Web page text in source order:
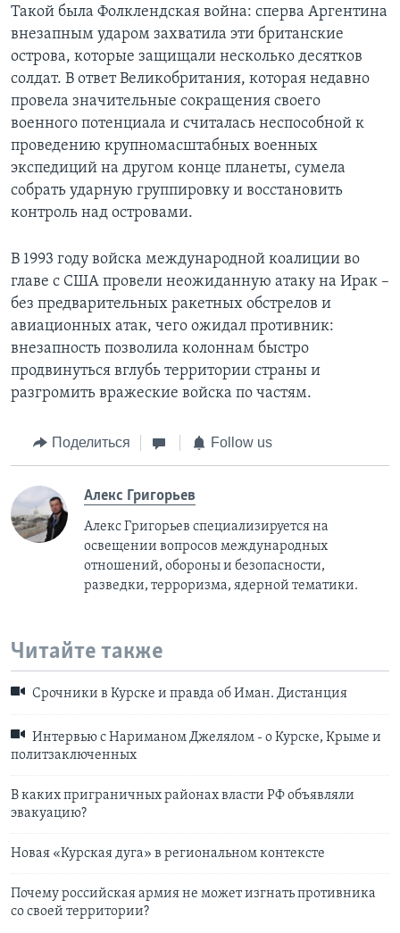
Такой была Фолклендская война: сперва Аргентина
внезапным ударом захватила эти британские
острова, которые защищали несколько десятков
солдат. В ответ Великобритания, которая недавно
провела значительные сокращения своего
военного потенциала и считалась неспособной к
проведению крупномасштабных военных
экспедиций на другом конце планеты, сумела
собрать ударную группировку и восстановить
контроль над островами.
В 1993 году войска международной коалиции во
главе с США провели неожиданную атаку на Ирак –
без предварительных ракетных обстрелов и
авиационных атак, чего ожидал противник:
внезапность позволила колоннам быстро
продвинуться вглубь территории страны и
разгромить вражеские войска по частям.
Поделиться Follow us
Алекс Григорьев
Алекс Григорьев специализируется на
освещении вопросов международных
отношений, обороны и безопасности,
разведки, терроризма, ядерной тематики.
Читайте также
Срочники в Курске и правда об Иман. Дистанция
Интервью с Нариманом Джелялом - о Курске, Крыме и
политзаключенных
В каких приграничных районах власти РФ объявляли
эвакуацию?
Новая «Курская дуга» в региональном контексте
Почему российская армия не может изгнать противника
со своей территории?